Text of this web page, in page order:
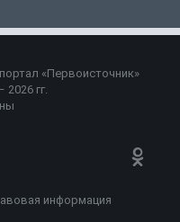
«Первоисточник»
гг.
информация